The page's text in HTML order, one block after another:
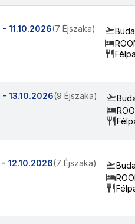
- 11.10.2026(7 Éjszaka)
- 13.10.2026(9 Éjszaka)
- 12.10.2026(7 Éjszaka)